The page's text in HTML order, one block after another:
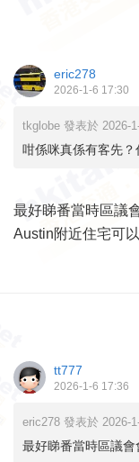
eric278
2026-1-6 17:30
tkglobe 發表於 2026-
咁係咪真係有客先
最好睇番當時區議
Austin附近住宅可
tt777
2026-1-6 17:36
eric278 發表於 2026-
最好睇番當時區議